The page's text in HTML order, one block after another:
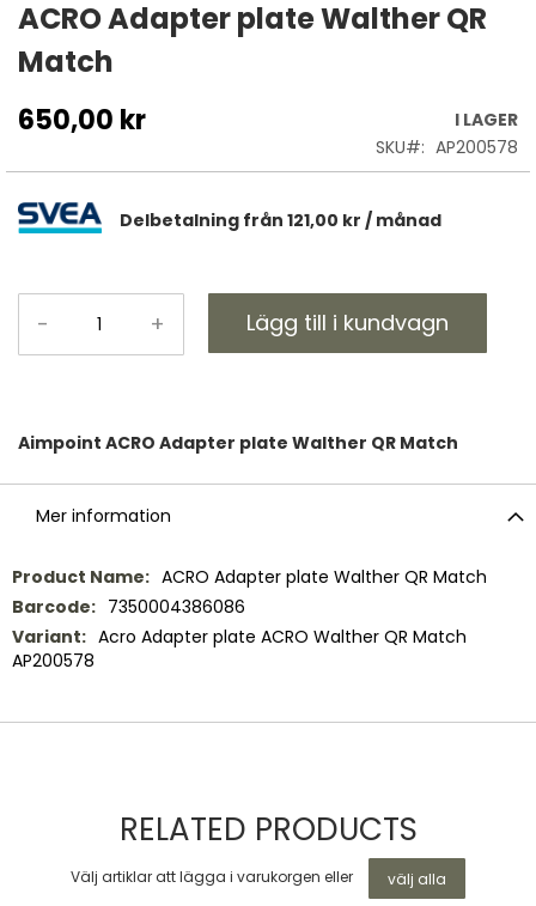
till
början
av
bildgalleriet
ACRO Adapter plate Walther QR
Match
650,00 kr
I LAGER
SKU
AP200578
Delbetalning från 121,00 kr / månad
- + Lägg till i kundvagn
Aimpoint ACRO Adapter plate Walther QR Match
Mer information
Mer
information
ACRO Adapter plate Walther QR Match
7350004386086
Acro Adapter plate ACRO Walther QR Match
AP200578
RELATED PRODUCTS
Välj artiklar att lägga i varukorgen eller välj alla